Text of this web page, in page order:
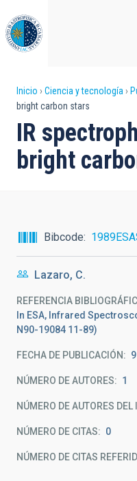
al
contenido
principal
Sobrescribir
enlaces
de
ayuda
navegación
Inicio Ciencia y tecnología
bright carbon stars
IR
bright
Bibcode
Lazaro, C.
REFERENCIA
In ESA, Infrared
N90-19084 11-89)
FECHA DE PUBLICACIÓN: 9
NÚMERO DE AUTORES 1
NÚMERO DE AUTORES DEL
NÚMERO DE CITAS 0
NÚMERO DE CITAS